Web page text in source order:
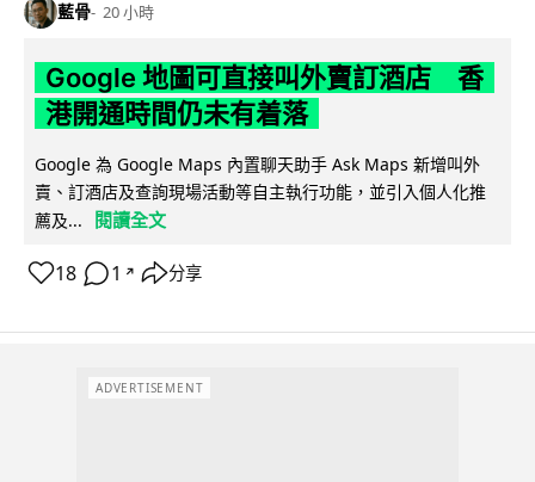
藍骨 20 小時
Google 地圖可直接叫外賣訂酒店 香
港開通時間仍未有着落
Google 為 Google Maps 內置聊天助手 Ask Maps 新增叫外
賣、訂酒店及查詢現場活動等自主執行功能，並引入個人化推
薦及...
閱讀全文
18 1 ↗ 分享
ADVERTISEMENT